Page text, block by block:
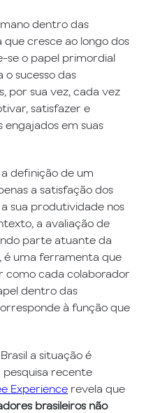
dentro das
cresce ao longo dos
se o papel primordial
o sucesso das
por sua vez, cada vez
satisfazer e
em suas
definição de um
a satisfação dos
sua produtividade nos
a avaliação de
parte atuante da
é uma ferramenta que
como cada colaborador
dentro das
à função que
a situação é
recente
Experience revela que
brasileiros não